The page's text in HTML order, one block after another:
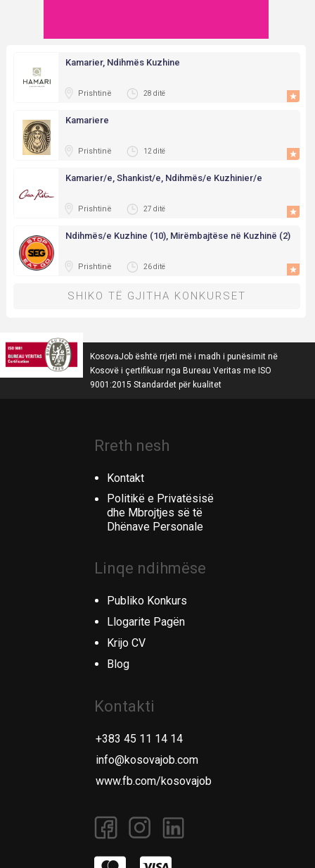
Kamarier, Ndihmës Kuzhine
Prishtinë 28 ditë
Kamariere
Prishtinë 12 ditë
Kamarier/e, Shankist/e, Ndihmës/e Kuzhinier/e
Prishtinë 27 ditë
Ndihmës/e Kuzhine (10), Mirëmbajtëse në Kuzhinë (2)
Prishtinë 26 ditë
SHIKO TË GJITHA KONKURSET
KosovaJob është rrjeti më i madh i punësimit në
Kosovë i çertifikuar nga Bureau Veritas me ISO
9001:2015 Standardet për kualitet
Rreth nesh
Kontakt
Politikë e Privatësisë
dhe Mbrojtjes së të
Dhënave Personale
Linqe ndihmëse
Publiko Konkurs
Llogarite Pagën
Krijo CV
Blog
Kontakti
+383 45 11 14 14
info@kosovajob.com
www.fb.com/kosovajob